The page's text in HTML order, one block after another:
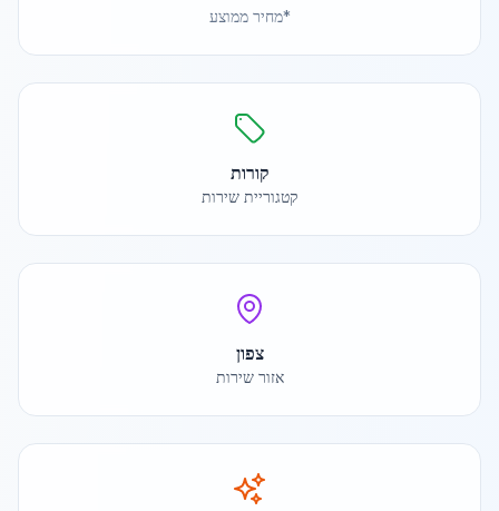
*מחיר ממוצע
קורות
קטגוריית שירות
צפון
אזור שירות